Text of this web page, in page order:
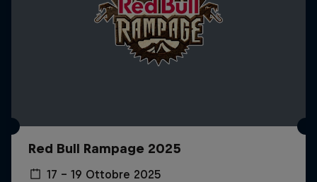
Red Bull Rampage 2025
17 – 19 Ottobre 2025